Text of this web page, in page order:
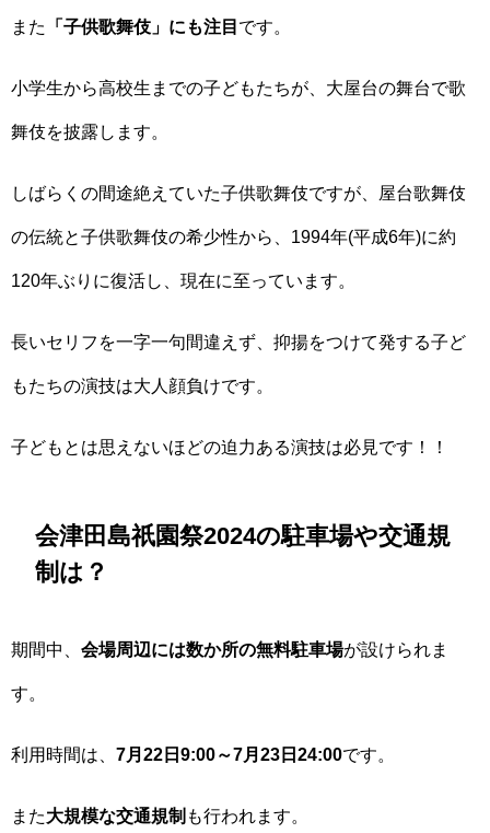
また 「子供歌舞伎」にも注目 です。
小学生から高校生までの子どもたちが、大屋台の舞台で歌
舞伎を披露します。
しばらくの間途絶えていた子供歌舞伎ですが、屋台歌舞伎
の伝統と子供歌舞伎の希少性から、1994年(平成6年)に約
120年ぶりに復活し、現在に至っています。
長いセリフを一字一句間違えず、抑揚をつけて発する子ど
もたちの演技は大人顔負けです。
子どもとは思えないほどの迫力ある演技は必見です！！
会津田島祇園祭2024の駐車場や交通規
制は？
期間中、 会場周辺には数か所の無料駐車場が設けられま
す。
利用時間は、 7月22日9:00～7月23日24:00です。
また大規模な交通規制 も行われます。